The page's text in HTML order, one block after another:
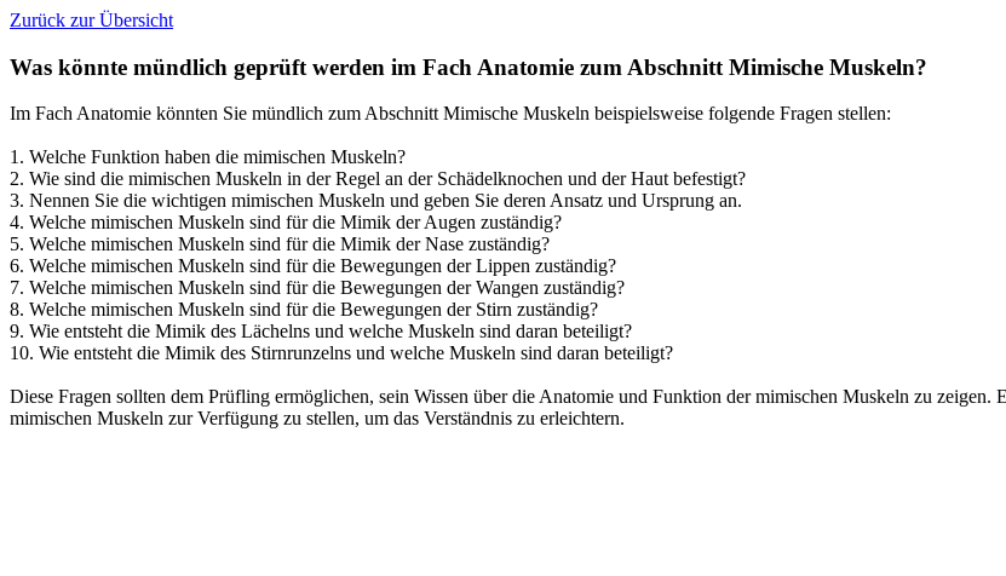
Zurück zur Übersicht
Was könnte mündlich geprüft werden im Fach Anatomie zum Abschnitt Mimische Muskeln?
Im Fach Anatomie könnten Sie mündlich zum Abschnitt Mimische Muskeln beispielsweise folgende Fragen stellen:
1. Welche Funktion haben die mimischen Muskeln?
2. Wie sind die mimischen Muskeln in der Regel an der Schädelknochen und der Haut befestigt?
3. Nennen Sie die wichtigen mimischen Muskeln und geben Sie deren Ansatz und Ursprung an.
4. Welche mimischen Muskeln sind für die Mimik der Augen zuständig?
5. Welche mimischen Muskeln sind für die Mimik der Nase zuständig?
6. Welche mimischen Muskeln sind für die Bewegungen der Lippen zuständig?
7. Welche mimischen Muskeln sind für die Bewegungen der Wangen zuständig?
8. Welche mimischen Muskeln sind für die Bewegungen der Stirn zuständig?
9. Wie entsteht die Mimik des Lächelns und welche Muskeln sind daran beteiligt?
10. Wie entsteht die Mimik des Stirnrunzelns und welche Muskeln sind daran beteiligt?
Diese Fragen sollten dem Prüfling ermöglichen, sein Wissen über die Anatomie und Funktion der mimischen Muskeln zu
mimischen Muskeln zur Verfügung zu stellen, um das Verständnis zu erleichtern.